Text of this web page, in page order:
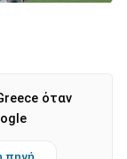
όταν
πηγή